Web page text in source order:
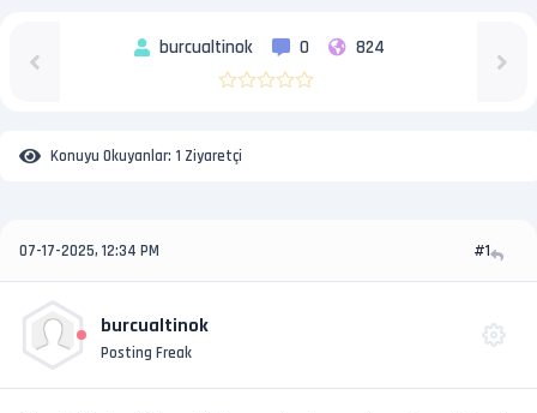
burcualtinok 0 824
Konuyu Okuyanlar: 1 Ziyaretçi
07-17-2025, 12:34 PM #1
burcualtinok
Posting Freak